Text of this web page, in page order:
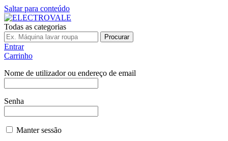
Saltar para conteúdo
Todas as categorias
Procurar
Entrar
Carrinho
Nome de utilizador ou endereço de email
Senha
Manter sessão